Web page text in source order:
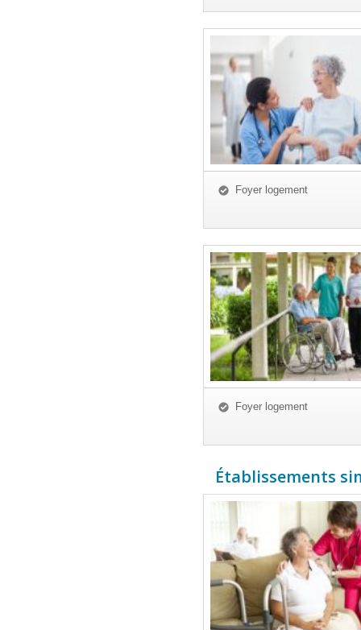
Foyer logement
Foyer logement
Établissements